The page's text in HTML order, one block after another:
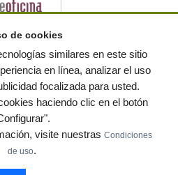
reservados Política de privacidad
|Mapa web|Preguntas frecuentes|Publica
anuncios gratis!
de prensa
de cookies
similares en este sitio
en línea, analizar el uso
focalizada para usted.
haciendo clic en el botón
visite nuestras Condiciones
de uso.